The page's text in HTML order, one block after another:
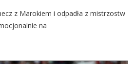
Ronaldo
Z
z Marokiem i odpadła z mistrzostw
na